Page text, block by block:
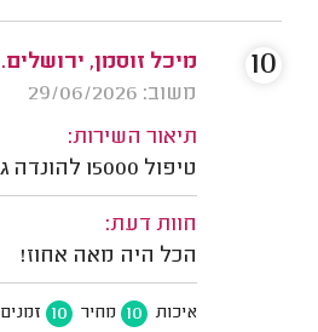
מיכל זוסמן, ירושלים.
משוב: 29/06/2026
תיאור השירות:
טיפול 15000 להונדה ג'אז 2021.
חוות דעת:
הכל היה מאה אחוז!
איכות 10 מחיר 10 זמנים
10